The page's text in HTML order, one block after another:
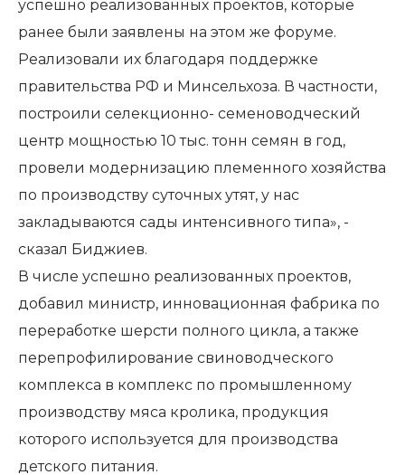
успешно реализованных проектов, которые
ранее были заявлены на этом же форуме.
Реализовали их благодаря поддержке
правительства РФ и Минсельхоза. В частности,
построили селекционно- семеноводческий
центр мощностью 10 тыс. тонн семян в год,
провели модернизацию племенного хозяйства
по производству суточных утят, у нас
закладываются сады интенсивного типа», -
сказал Биджиев.
В числе успешно реализованных проектов,
добавил министр, инновационная фабрика по
переработке шерсти полного цикла, а также
перепрофилирование свиноводческого
комплекса в комплекс по промышленному
производству мяса кролика, продукция
которого используется для производства
детского питания.